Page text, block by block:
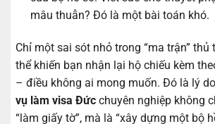
mâu thuẫn? Đó là một bài toán khó.
Chỉ một sai sót nhỏ trong “ma trận” thủ
thể khiến bạn nhận lại hộ chiếu kèm
– điều không ai mong muốn. Đó là lý
vụ làm visa Đức chuyên nghiệp không
“làm giấy tờ”, mà là “xây dựng một bộ